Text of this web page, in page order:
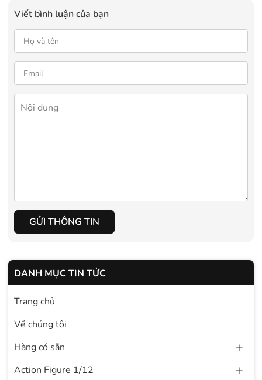
Viết bình luận của bạn
GỬI THÔNG TIN
DANH MỤC TIN TỨC
Trang chủ
Về chúng tôi
Hàng có sẵn
Action Figure 1/12